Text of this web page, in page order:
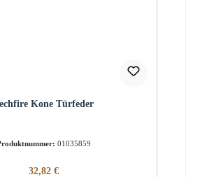
Kone Türfeder
01035859
Regulärer Preis:
32,82 €